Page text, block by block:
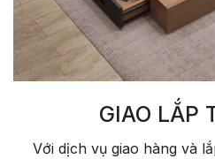
GIAO LẮP
Với dịch vụ giao hàng và